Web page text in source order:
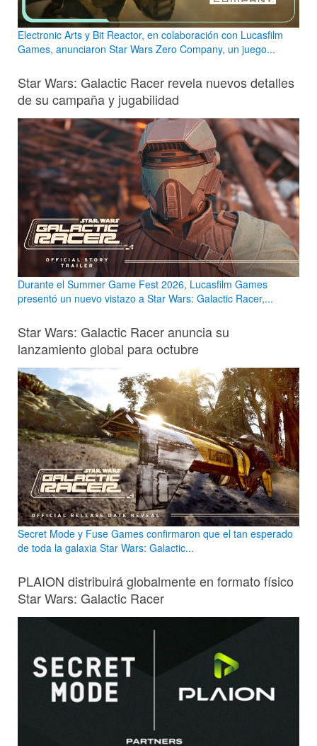
Electronic Arts y Bit Reactor, en colaboración con Lucasfilm
Games, anunciaron Star Wars Zero Company, un juego...
Star Wars: Galactic Racer revela nuevos detalles
de su campaña y jugabilidad
Durante el Summer Game Fest 2026, Lucasfilm Games
presentó un nuevo vistazo a Star Wars: Galactic Racer,...
Star Wars: Galactic Racer anuncia su
lanzamiento global para octubre
Secret Mode y Fuse Games confirmaron que el tan esperado
de toda la galaxia Star Wars: Galactic...
PLAION distribuirá globalmente en formato físico
Star Wars: Galactic Racer